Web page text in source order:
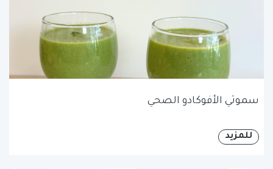
سموثي الأفوكادو الصحي
للمزيد